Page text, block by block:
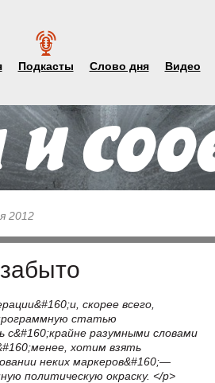
Подкасты Слово дня Видео
2012
скорее всего,
статью
с&#160;крайне разумными словами
хотим взять
неких маркеров&#160;—
политическую окраску. </p>